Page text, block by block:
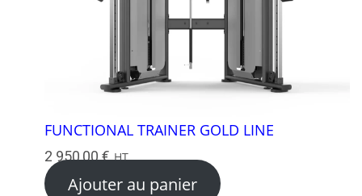
FUNCTIONAL TRAINER GOLD LINE
2 950,00€ HT
Ajouter au panier